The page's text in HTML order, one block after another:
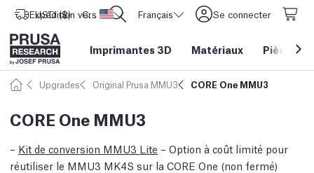
Expédition vers Etats-Unis d'Amérique
USD ($) CORE One L: Maintenant en stock ! Français Se connecter
Imprimantes 3D Matériaux Pièces&
Upgrades Original Prusa MMU3 CORE One MMU3
CORE One MMU3
– Kit de conversion MMU3 Lite – Option à coût limité pour
réutiliser le MMU3 MK4S sur la CORE One (non fermé)